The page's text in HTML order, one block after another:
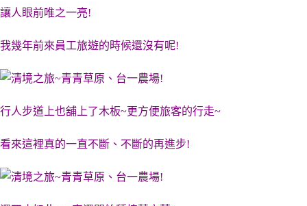
讓人眼前唯之一亮!
我幾年前來員工旅遊的時候還沒有呢!
行人步道上也舖上了木板~更方便旅客的行走~
看來這裡真的一直不斷、不斷的再進步!